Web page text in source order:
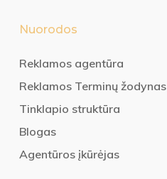
Nuorodos
Reklamos agentūra
Reklamos Terminų žodynas
Tinklapio struktūra
Blogas
Agentūros įkūrėjas